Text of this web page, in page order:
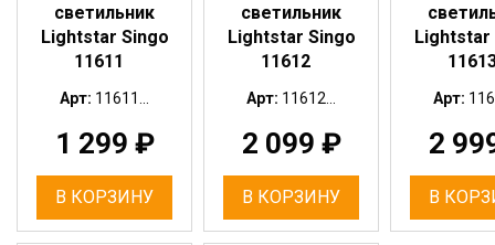
светильник
Lightstar Singo
11611
Арт: 11611...
1 299 ₽
В КОРЗИНУ
светильник
Lightstar Singo
11612
Арт: 11612...
2 099 ₽
В КОРЗИНУ
Lightstar
Арт:
2
В